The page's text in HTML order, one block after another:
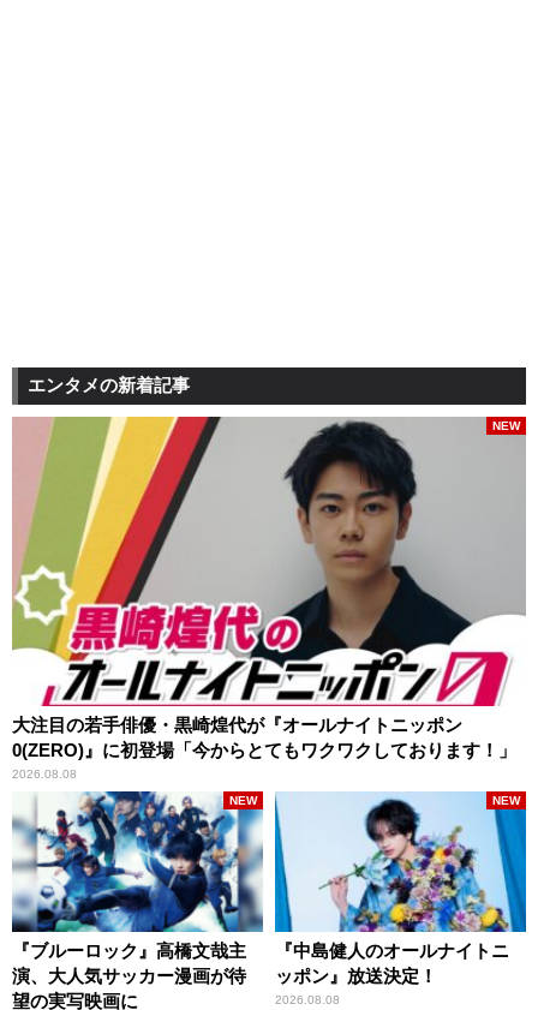
エンタメの新着記事
大注目の若手俳優・黒崎煌代が『オールナイトニッポン
0(ZERO)』に初登場「今からとてもワクワクしております！」
2026.08.08
NEW
『ブルーロック』高橋文哉主
演、大人気サッカー漫画が待
望の実写映画に
NEW
『中島健人のオールナイトニ
ッポン』放送決定！
2026.08.08
NEW